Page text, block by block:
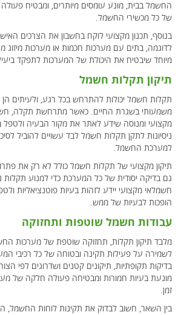
החשמל בבית, מונע עומסים מיותרים, ומבטיח
של כל מכשירי החשמל.
בנוסף, תכנון מקצועי לוקח בחשבון את הצרכים
לדוגמה, בתים עם מערכות חכמות או מערכות מיזוג
מיוחד שיבטיח את היכולת של המערכות לתפקד
תיקון תקלות חשמל
תקלות חשמל יכולות להתרחש בכל רגע, ולעיתים הן
משמעותי בשגרת החיים. כאשר מתרחשת תקלה,
מקצועי ומנוסה שידע לאתר את מקור הבעיה ולטפל
ניסיונות לתקן תקלות חשמל לבד עשויים להוביל
למערכת החשמל.
תיקון מקצועי של תקלות חשמל כולל לא רק את
גם בדיקה יסודית של כל המערכת כדי למנוע תקלות
חשמלאי מקצועי יידע לזהות בעיות פוטנציאליות
הופכות לבעיות של ממש.
עבודות חשמל שוטפות ותחזוקה
מלבד תיקון תקלות, תחזוקה שוטפת של מערכות
לשמירה על פעילות תקינה ובטוחה של כל רכיבי
בדיקות תקופתיות, תיקונים קטנים ושדרוגים לפי
מונעת בעיות חמורות ומבטיחה פעולה חלקה של
זמן.
בין השאר, חשוב לבדוק את תקינות לוחות החשמל,